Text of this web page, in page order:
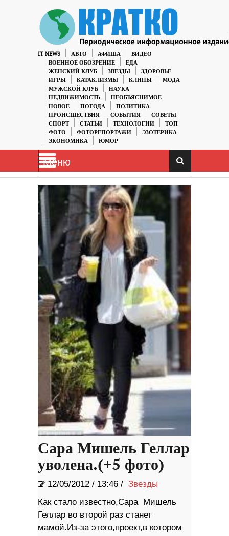
IT NEWS АВТО АФИША
ВИДЕО
ВОЕННОЕ ОБОЗРЕНИЕ
ЕДА
ЖЕНСКИЙ КЛУБ
ЗВЕЗДЫ
ЗДОРОВЬЕ
ИГРЫ
КАТАКЛИЗМЫ КЛИПЫ
МОДА
МУЖСКОЙ КЛУБ
НАУКА
НЕДВИЖИМОСТЬ
НЕОБЪЯСНИМОЕ
НОВОЕ
ПОГОДА
ПОЛИТИКА
ПРОИСШЕСТВИЯ
СОБЫТИЯ
СОВЕТЫ
СПОРТ
СТАТЬИ ТЕХНОЛОГИИ
ТОП
ФОТО
ФОТОРЕПОРТАЖИ
ЭЗОТЕРИКА
ЭКОНОМИКА
ЮМОР
Меню
Сара Мишель Геллар
уволена.(+5 фото)
12/05/2012 / 13:46 / Звезды
Как стало известно,Сара Мишель
Геллар во второй раз станет
мамой.Из-за этого,проект,в котором